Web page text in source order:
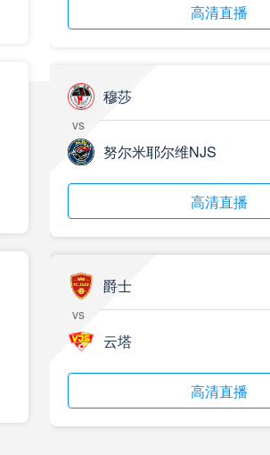
标签
2024年5月21日 足协杯第3轮
标签
标签
比赛录像 上海海港
标签
比赛录像 成都蓉城
标签
标签
比赛录像
05月22日 水晶宫vs狼队 全场录像回放
高清直播
穆莎
vs
努尔米耶尔维NJS
高清直播
爵士
vs
云塔
高清直播